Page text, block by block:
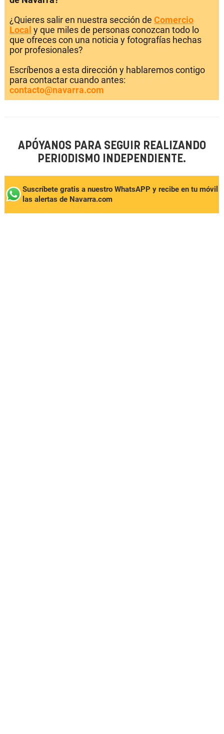
¿Quieres salir en nuestra sección de Comercio
Local y que miles de personas conozcan todo lo
que ofreces con una noticia y fotografías hechas
por profesionales?
Escríbenos a esta dirección y hablaremos contigo
para contactar cuando antes:
contacto@navarra.com
APÓYANOS PARA SEGUIR REALIZANDO
PERIODISMO INDEPENDIENTE.
Suscríbete gratis a nuestro WhatsAPP y recibe en tu móvil
las alertas de Navarra.com